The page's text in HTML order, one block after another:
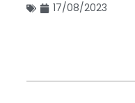
17/08/2023